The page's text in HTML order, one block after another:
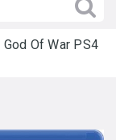
God Of War PS4